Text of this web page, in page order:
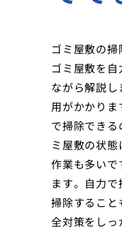
ゴミ屋敷の
ゴミ屋敷を
ながら解説
用がかかり
で掃除でき
ミ屋敷の状
作業も多いで
ます。自力
掃除すること
全対策をしっ